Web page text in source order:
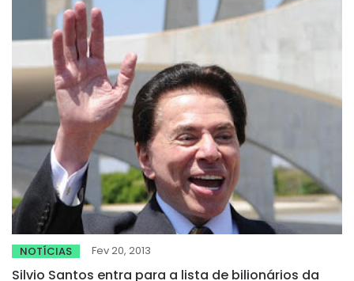
NOTÍCIAS Fev 20, 2013
Silvio Santos entra para a lista de bilionários da